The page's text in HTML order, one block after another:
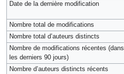
Date de la dernière modification
Nombre total de modifications
Nombre total d’auteurs distincts
Nombre de modifications récentes (dans
les derniers 90 jours)
Nombre d’auteurs distincts récents